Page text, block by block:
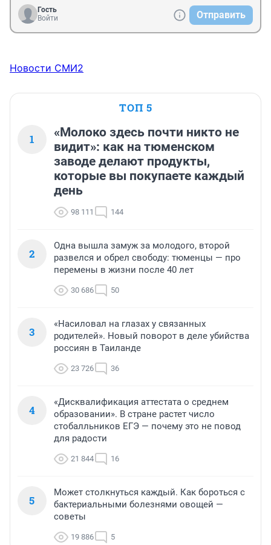
Гость
Войти
Отправить
Новости СМИ2
ТОП 5
1
«Молоко здесь почти никто не
видит»: как на тюменском
заводе делают продукты,
которые вы покупаете каждый
день
98 111 144
2
Одна вышла замуж за молодого, второй
развелся и обрел свободу: тюменцы — про
перемены в жизни после 40 лет
30 686 50
3
«Насиловал на глазах у связанных
родителей». Новый поворот в деле убийства
россиян в Таиланде
23 726 36
4
«Дисквалификация аттестата о среднем
образовании». В стране растет число
стобалльников ЕГЭ — почему это не повод
для радости
21 844 16
5
Может столкнуться каждый. Как бороться с
бактериальными болезнями овощей —
советы
19 886 5